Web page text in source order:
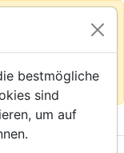
bleiben close
Schweiz
shopping_cart
bestmögliche
sind
um auf